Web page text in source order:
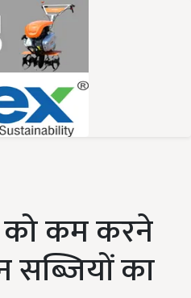
कम करने
का